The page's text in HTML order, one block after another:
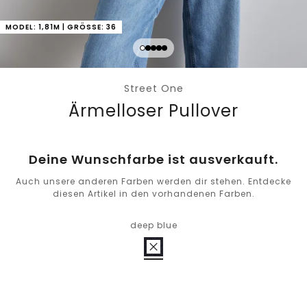
MODEL: 1,81M | GRÖSSE: 36
Street One
Ärmelloser Pullover
Deine Wunschfarbe ist ausverkauft.
Auch unsere anderen Farben werden dir stehen. Entdecke
diesen Artikel in den vorhandenen Farben.
deep blue